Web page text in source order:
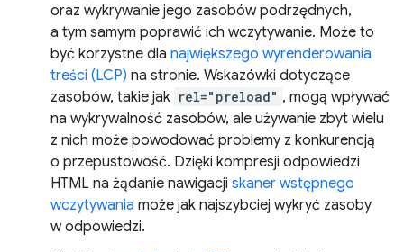
oraz wykrywanie jego zasobów podrzędnych,
a tym samym poprawić ich wczytywanie. Może to
być korzystne dla największego wyrenderowania
treści (LCP) na stronie. Wskazówki dotyczące
zasobów, takie jak rel="preload" , mogą wpływać
na wykrywalność zasobów, ale używanie zbyt wielu
z nich może powodować problemy z konkurencją
o przepustowość. Dzięki kompresji odpowiedzi
HTML na żądanie nawigacji skaner wstępnego
wczytywania może jak najszybciej wykryć zasoby
w odpowiedzi.